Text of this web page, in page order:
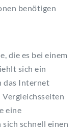
benötigen
die es bei einem
sich ein
das Internet
eine
sich schnell einen